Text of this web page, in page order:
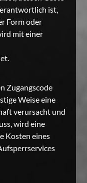
ist,
Form oder
mit einer
Zugangscode
Weise eine
verursacht und
wird eine
Kosten eines